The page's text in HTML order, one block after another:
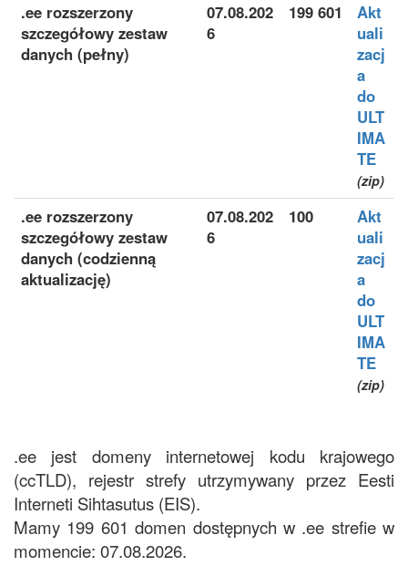
.ee rozszerzony
szczegółowy zestaw
danych (pełny)
07.08.202
6
199 601
Akt
uali
zacj
a
do
ULT
IMA
TE
(zip)
.ee rozszerzony
szczegółowy zestaw
danych (codzienną
aktualizację)
07.08.202
6
100
Akt
uali
zacj
a
do
ULT
IMA
TE
(zip)
.ee jest domeny internetowej kodu krajowego
(ccTLD), rejestr strefy utrzymywany przez Eesti
Interneti Sihtasutus (EIS).
Mamy 199 601 domen dostępnych w .ee strefie w
momencie: 07.08.2026.